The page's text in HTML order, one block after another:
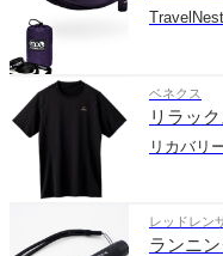
ベネクス
リラッ
レッドレン
ランニ